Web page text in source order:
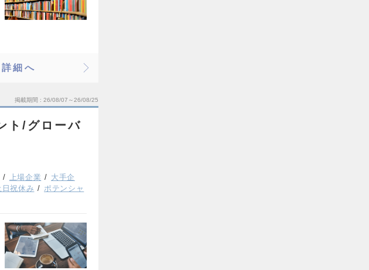
詳細へ
掲載期間 26/08/07～26/08/25
ト/グローバ
上場企業
大手企
日祝休み
ポテンシャ